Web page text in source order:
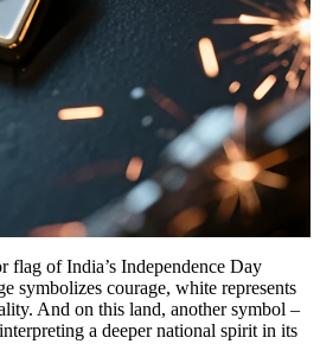
flag of India’s Independence Day
symbolizes courage, white represents
And on this land, another symbol –
a deeper national spirit in its